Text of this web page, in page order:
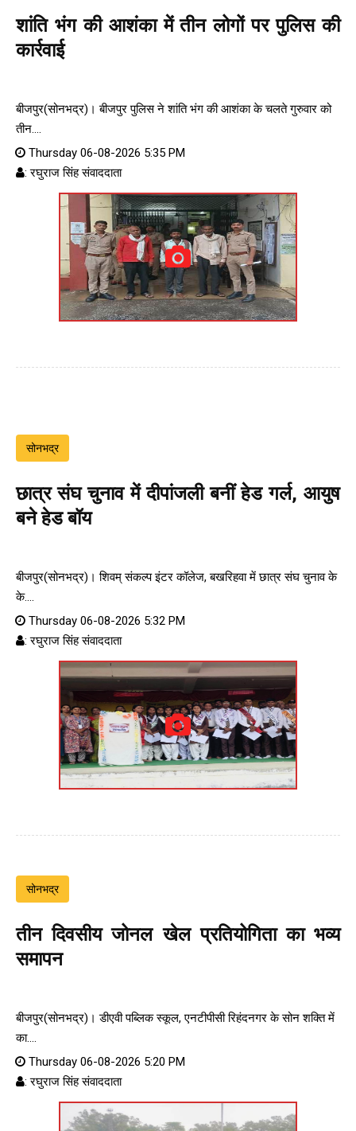
शांति भंग की आशंका में तीन लोगों पर पुलिस की
कार्रवाई
बीजपुर(सोनभद्र)। बीजपुर पुलिस ने शांति भंग की आशंका के चलते गुरुवार को
तीन....
Thursday 06-08-2026 5:35 PM
: रघुराज सिंह संवाददाता
सोनभद्र
छात्र संघ चुनाव में दीपांजली बनीं हेड गर्ल, आयुष
बने हेड बॉय
बीजपुर(सोनभद्र)। शिवम् संकल्प इंटर कॉलेज, बखरिहवा में छात्र संघ चुनाव के
के....
Thursday 06-08-2026 5:32 PM
: रघुराज सिंह संवाददाता
सोनभद्र
तीन दिवसीय जोनल खेल प्रतियोगिता का भव्य
समापन
बीजपुर(सोनभद्र)। डीएवी पब्लिक स्कूल, एनटीपीसी रिहंदनगर के सोन शक्ति में
का....
Thursday 06-08-2026 5:20 PM
: रघुराज सिंह संवाददाता